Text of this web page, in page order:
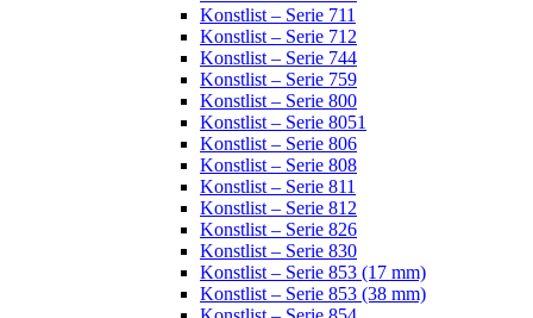
Konstlist – Serie 711
Konstlist – Serie 712
Konstlist – Serie 744
Konstlist – Serie 759
Konstlist – Serie 800
Konstlist – Serie 8051
Konstlist – Serie 806
Konstlist – Serie 808
Konstlist – Serie 811
Konstlist – Serie 812
Konstlist – Serie 826
Konstlist – Serie 830
Konstlist – Serie 853 (17 mm)
Konstlist – Serie 853 (38 mm)